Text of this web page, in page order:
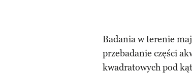
Badania w terenie
przebadanie części
kwadratowych pod